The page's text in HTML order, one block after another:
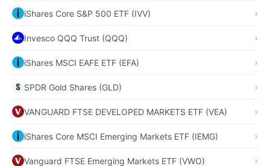
iShares Core S&P 500 ETF (IVV)
Invesco QQQ Trust (QQQ)
iShares MSCI EAFE ETF (EFA)
SPDR Gold Shares (GLD)
VANGUARD FTSE DEVELOPED MARKETS ETF (VEA)
iShares Core MSCI Emerging Markets ETF (IEMG)
Vanguard FTSE Emerging Markets ETF (VWO)